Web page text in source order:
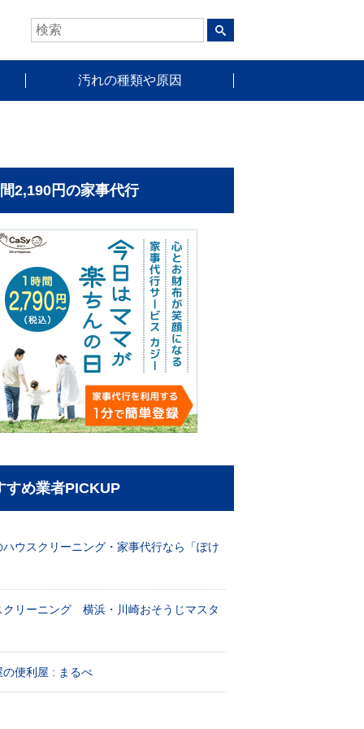
汚れの種類や原因
2,190円の家事代行
すめ業者PICKUP
ハウスクリーニング・家事代行なら「ぽけ
クリーニング 横浜・川崎おそうじマスタ
の便利屋 : まるべ